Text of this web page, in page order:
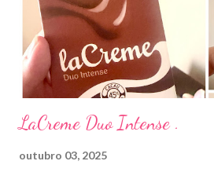
TÓPICO SOLUÇÃO é apresentado sob
frascos de 120 ml. USO PEDIÁTRICO
Cada ml contém: Eritromicina base 20
LaCreme Duo Intense .
outubro 03, 2025